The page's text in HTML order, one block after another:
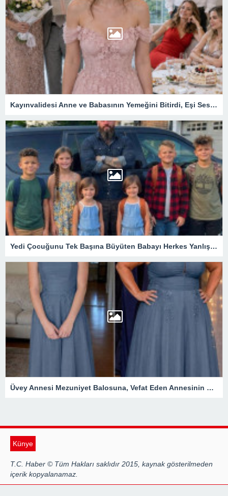
Kayınvalidesi Anne ve Babasının Yemeğini Bitirdi, Eşi Sessiz Kaldı! Banka Kayıtları Açılınca Evlilikteki Büyük Sır Ortaya Çıktı
Yedi Çocuğunu Tek Başına Büyüten Babayı Herkes Yanlış Anladı! Gerçek Ortaya Çıkınca Tüm Mahalle Sessizliğe Büründü
Üvey Annesi Mezuniyet Balosuna, Vefat Eden Annesinin Diktiği Elbisenin Aynısıyla Geldi! Ama O Gece Ortaya Çıkan Gerçek Herkesi Derinden Etkiledi
Künye
T.C. Haber © Tüm Hakları saklıdır 2015, kaynak gösterilmeden
içerik kopyalanamaz.